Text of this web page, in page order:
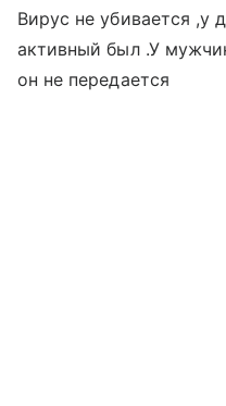
Вирус не убивается ,у
активный был .У
он не передается